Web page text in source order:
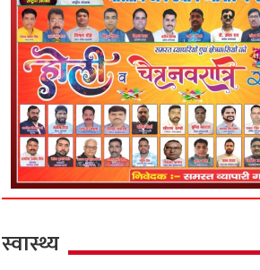
स्वास्थ्य